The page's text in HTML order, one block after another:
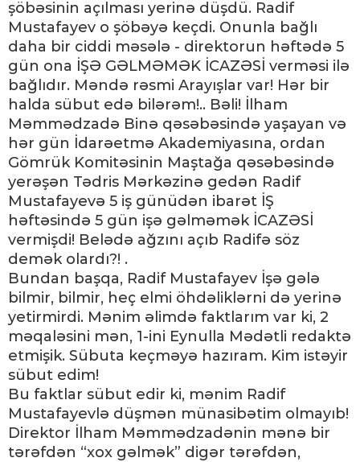
şöbəsinin açılması yerinə düşdü. Radif
Mustafayev o şöbəyə keçdi. Onunla bağlı
daha bir ciddi məsələ - direktorun həftədə 5
gün ona İŞƏ GƏLMƏMƏK İCAZƏSİ verməsi ilə
bağlıdır. Məndə rəsmi Arayışlar var! Hər bir
halda sübut edə bilərəm!.. Bəli! İlham
Məmmədzadə Binə qəsəbəsində yaşayan və
hər gün İdarəetmə Akademiyasına, ordan
Gömrük Komitəsinin Maştağa qəsəbəsində
yerəşən Tədris Mərkəzinə gedən Radif
Mustafayevə 5 iş günüdən ibarət İŞ
həftəsində 5 gün işə gəlməmək İCAZƏSİ
vermişdi! Belədə ağzını açıb Radifə söz
demək olardı?! .
Bundan başqa, Radif Mustafayev İşə gələ
bilmir, bilmir, heç elmi öhdəliklərni də yerinə
yetirmirdi. Mənim əlimdə faktlarım var ki, 2
məqaləsini mən, 1-ini Eynulla Mədətli redaktə
etmişik. Sübuta keçməyə hazıram. Kim istəyir
sübut edim!
Bu faktlar sübut edir ki, mənim Radif
Mustafayevlə düşmən münasibətim olmayıb!
Direktor İlham Məmmədzadənin mənə bir
tərəfdən “xox gəlmək” digər tərəfdən,